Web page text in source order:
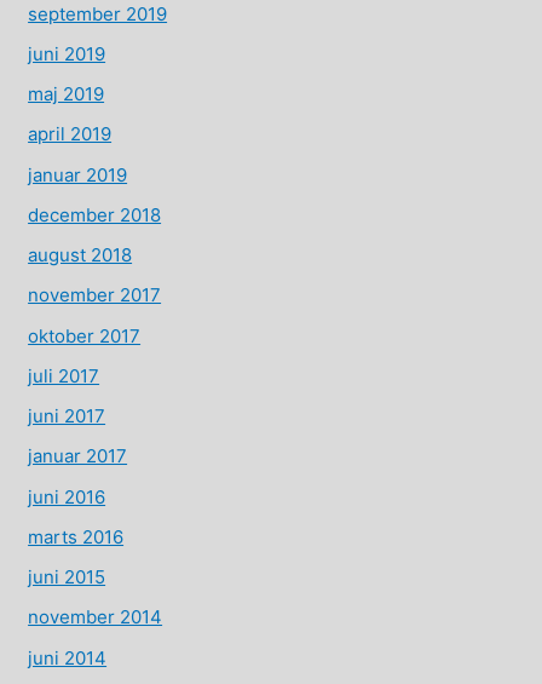
september 2019
juni 2019
maj 2019
april 2019
januar 2019
december 2018
august 2018
november 2017
oktober 2017
juli 2017
juni 2017
januar 2017
juni 2016
marts 2016
juni 2015
november 2014
juni 2014